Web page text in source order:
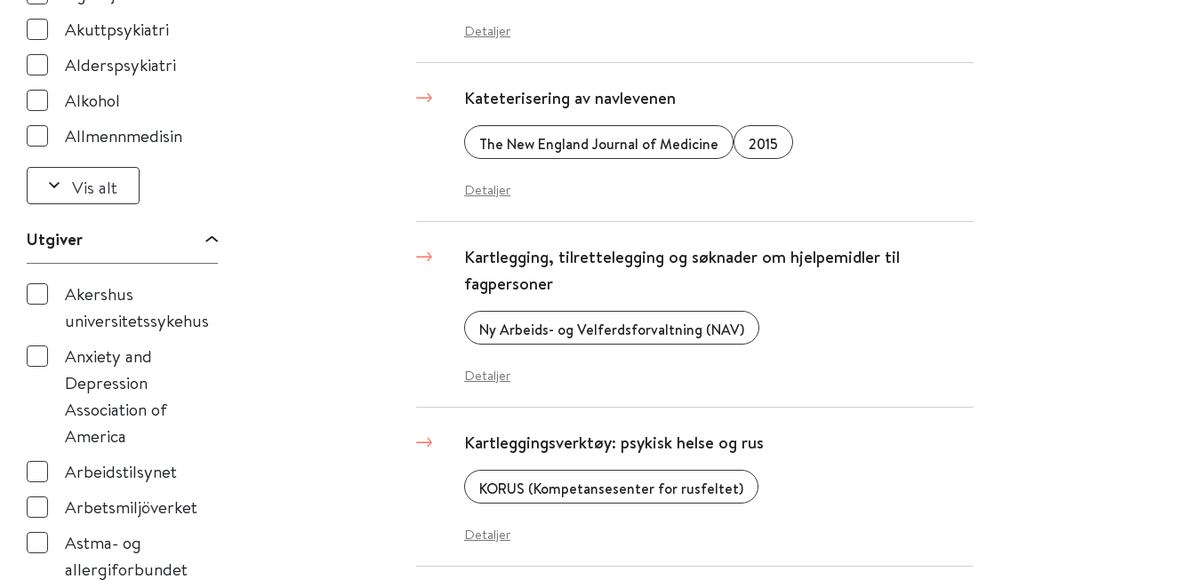
Akuttpsykiatri
Alderspsykiatri
Alkohol
Allmennmedisin
Vis alt
Utgiver
Akershus
universitetssykehus
Anxiety and
Depression
Association of
America
Arbeidstilsynet
Arbetsmiljöverket
Astma- og
allergiforbundet
Detaljer
Kateterisering av navlevenen
The New England Journal of Medicine 2015
Detaljer
Kartlegging, tilrettelegging og søknader om hjelpemidler til
fagpersoner
Ny Arbeids- og Velferdsforvaltning (NAV)
Detaljer
Kartleggingsverktøy: psykisk helse og rus
KORUS (Kompetansesenter for rusfeltet)
Detaljer